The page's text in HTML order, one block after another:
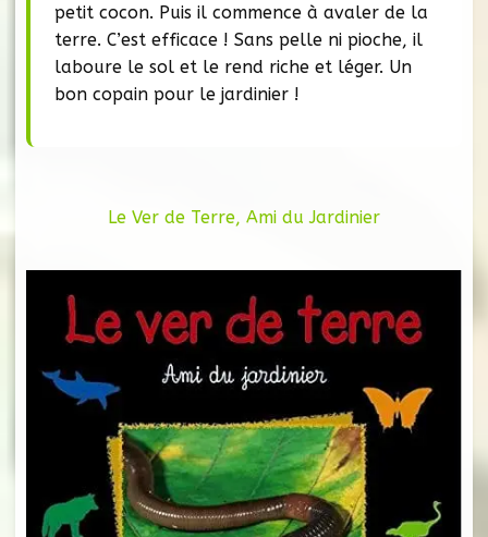
petit cocon. Puis il commence à avaler de la
terre. C’est efficace ! Sans pelle ni pioche, il
laboure le sol et le rend riche et léger. Un
bon copain pour le jardinier !
Le Ver de Terre, Ami du Jardinier